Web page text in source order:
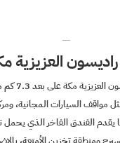
العزيزية
يقع فندق
مواقف السيارات المجانية،